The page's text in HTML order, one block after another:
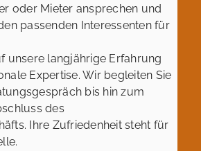
oder Mieter ansprechen und
passenden Interessenten für
unsere langjährige Erfahrung
Expertise. Wir begleiten Sie
bis hin zum
des
Ihre Zufriedenheit steht für